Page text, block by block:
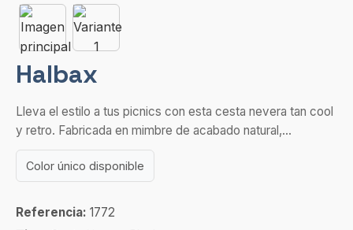
Halbax
Lleva el estilo a tus picnics con esta cesta nevera tan cool
y retro. Fabricada en mimbre de acabado natural,...
Color único disponible
Referencia: 1772